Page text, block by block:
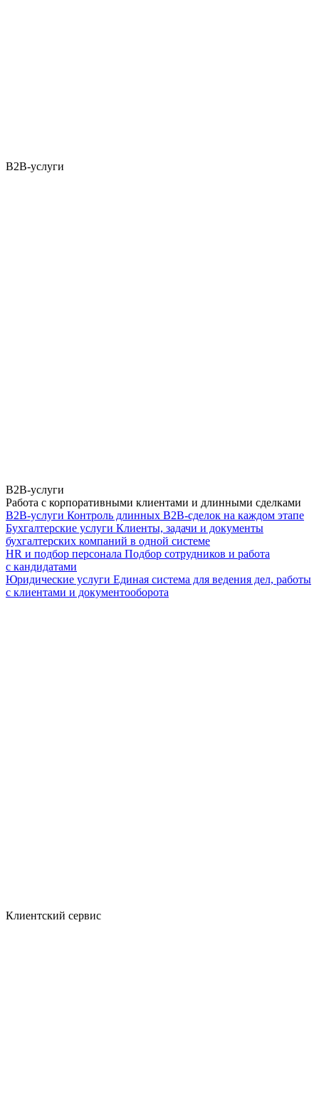
B2B-услуги
B2B-услуги
Работа с корпоративными клиентами и длинными сделками
B2B-услуги Контроль длинных B2B-сделок на каждом этапе
Бухгалтерские услуги Клиенты, задачи и документы
бухгалтерских компаний в одной системе
HR и подбор персонала Подбор сотрудников и работа
с кандидатами
Юридические услуги Единая система для ведения дел, работы
с клиентами и документооборота
Клиентский сервис